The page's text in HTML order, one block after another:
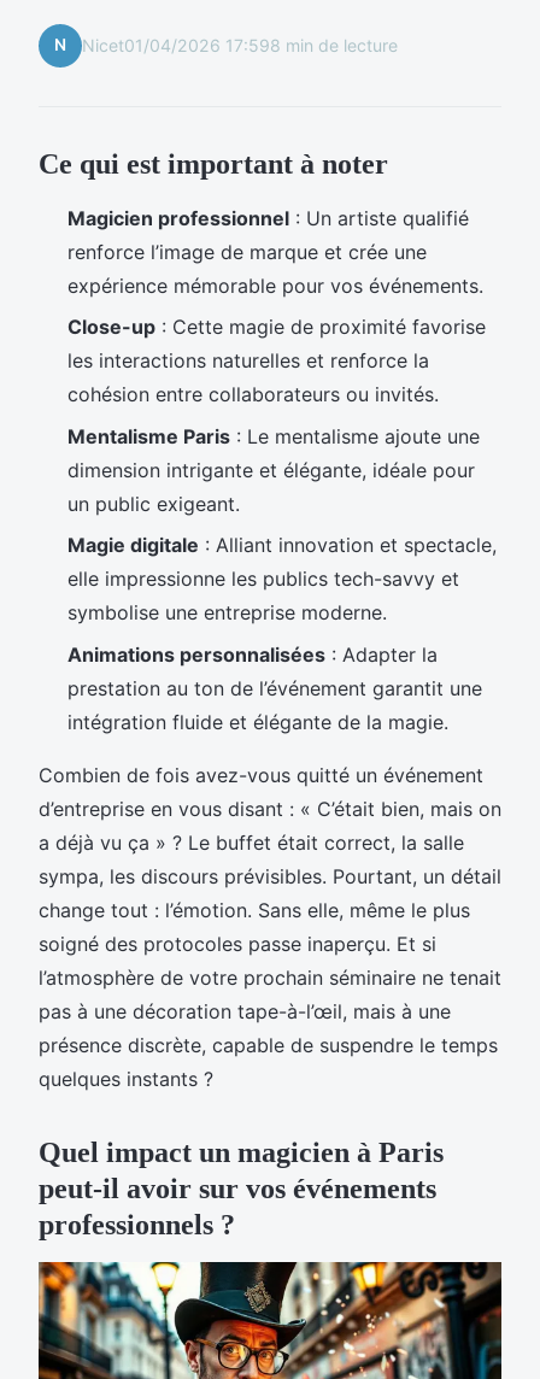
N Nicet01/04/2026 17:598 min de lecture
Ce qui est important à noter
Magicien professionnel : Un artiste qualifié
renforce l’image de marque et crée une
expérience mémorable pour vos événements.
Close-up : Cette magie de proximité favorise
les interactions naturelles et renforce la
cohésion entre collaborateurs ou invités.
Mentalisme Paris : Le mentalisme ajoute une
dimension intrigante et élégante, idéale pour
un public exigeant.
Magie digitale : Alliant innovation et spectacle,
elle impressionne les publics tech-savvy et
symbolise une entreprise moderne.
Animations personnalisées : Adapter la
prestation au ton de l’événement garantit une
intégration fluide et élégante de la magie.
Combien de fois avez-vous quitté un événement
d’entreprise en vous disant : « C’était bien, mais on
a déjà vu ça » ? Le buffet était correct, la salle
sympa, les discours prévisibles. Pourtant, un détail
change tout : l’émotion. Sans elle, même le plus
soigné des protocoles passe inaperçu. Et si
l’atmosphère de votre prochain séminaire ne tenait
pas à une décoration tape-à-l’œil, mais à une
présence discrète, capable de suspendre le temps
quelques instants ?
Quel impact un magicien à Paris
peut-il avoir sur vos événements
professionnels ?